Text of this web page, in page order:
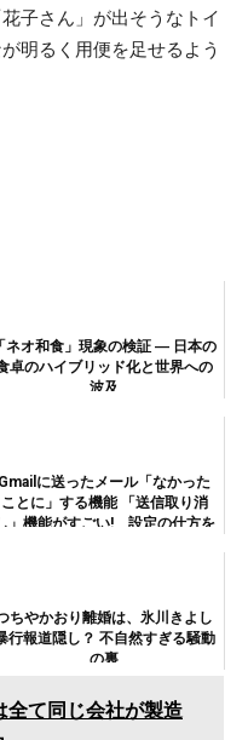
子さん」が出そうなトイ
明るく用便を足せるよう
「ネオ和食」現象の検証 ― 日本の
卓のハイブリッド化と世界への
波及
Gmailに送ったメール「なかった
ことに」する機能 「送信取り消
」機能がすごい! 設定の仕方を
ちやかおり離婚は、氷川きよし
行報道隠し？ 不自然すぎる騒動
の裏
全て同じ会社が製造